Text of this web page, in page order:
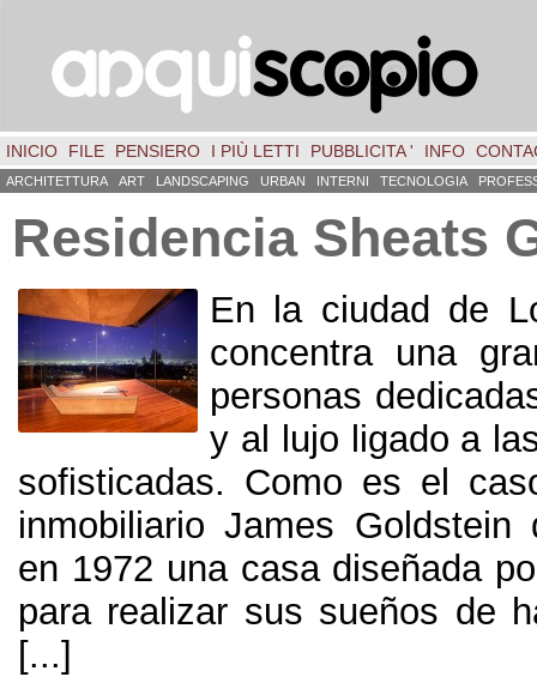
INICIO FILE PENSIERO I PIÙ LETTI PUBBLICITA ' INFO
ARCHITETTURA ART LANDSCAPING URBAN INTERNI TECNOLOGIA
Residencia Sheats
En la ciudad de
concentra una
personas
y al lujo ligado a
sofisticadas. Como es el
inmobiliario James Goldstein
en 1972 una casa diseñada
para realizar sus sueños de
[...]